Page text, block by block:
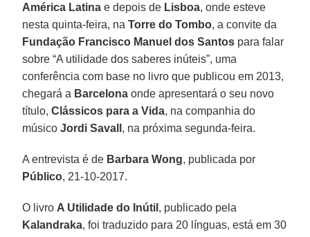
América Latina e depois de Lisboa, onde esteve
nesta quinta-feira, naTorre do Tombo, a convite da
Fundação Francisco Manuel dos Santos para falar
sobre “A utilidade dos saberes inúteis”, uma
conferência com base no livro que publicou em 2013,
chegará a Barcelona onde apresentará o seu novo
título,Clássicos para a Vida, na companhia do
músicoJordi Savall , na próxima segunda-feira.
A entrevista é de Barbara Wong, publicada por
Público, 21-10-2017.
O livro A Utilidade do Inútil , publicado pela
Kalandraka, foi traduzido para 20 línguas, está em 30